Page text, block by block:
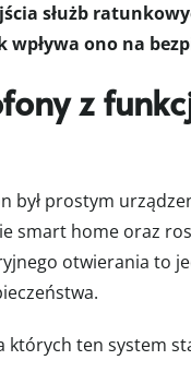
służb
wpływa ono na
z
był prostym
smart home oraz
otwierania to
których ten system